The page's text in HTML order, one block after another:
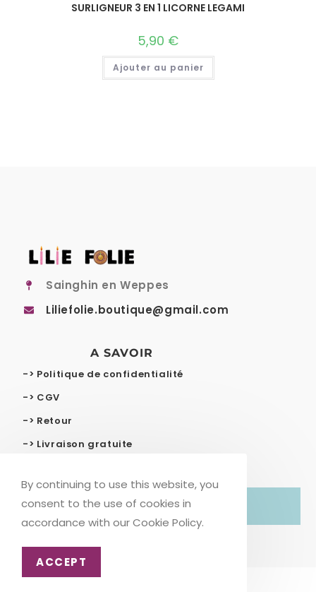
SURLIGNEUR 3 EN 1 LICORNE LEGAMI
5,90 €
Ajouter au panier
Sainghin en Weppes
Liliefolie.boutique@gmail.com
A SAVOIR
-> Politique de confidentialité
-> CGV
-> Retour
-> Livraison gratuite
© COPYRIGHT – LILIE FOLIE
By continuing to use this website, you
consent to the use of cookies in
accordance with our Cookie Policy.
ACCEPT